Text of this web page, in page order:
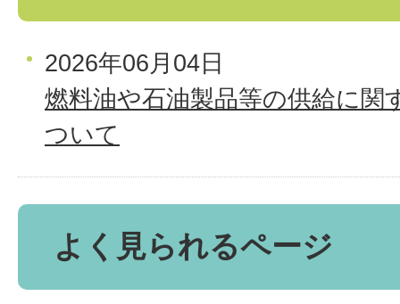
2026年06月04日
燃料油や石油製品等の供給に関
ついて
よく見られるページ